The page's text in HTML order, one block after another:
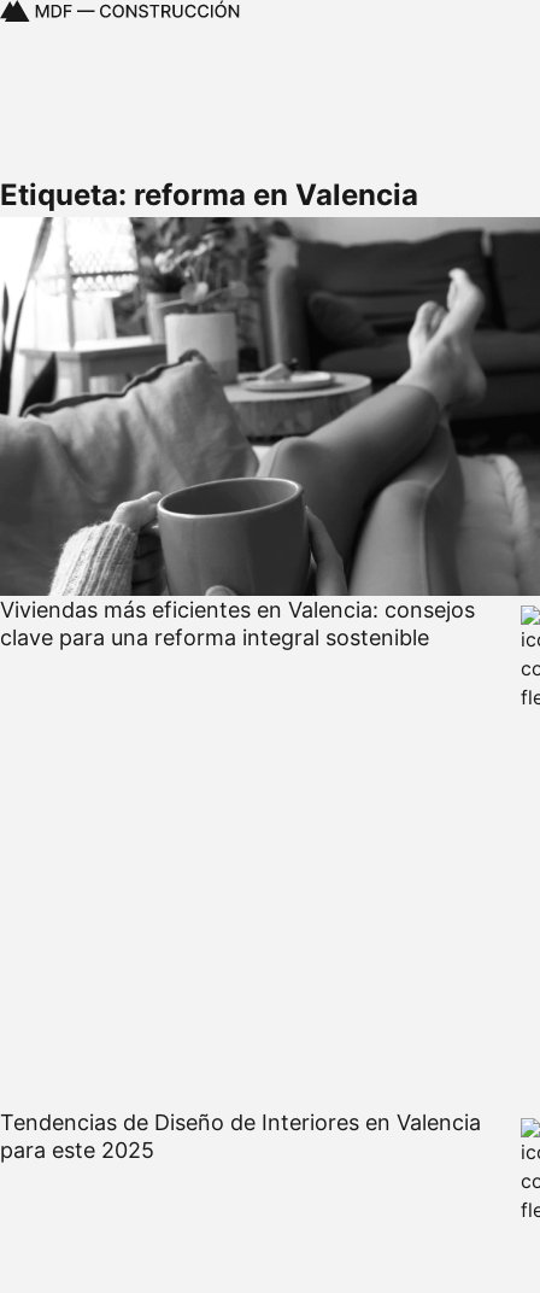
Etiqueta: reforma en Valencia
Viviendas más eficientes en Valencia: consejos
clave para una reforma integral sostenible
Tendencias de Diseño de Interiores en Valencia
para este 2025